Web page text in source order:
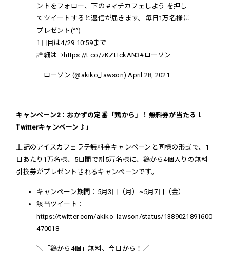
ントをフォロー、下の#マチカフェしよう を押し
てツイートすると返信が届きます。毎日1万名様に
プレゼント(^^)
1日目は4/29 10:59まで
詳細は→https://t.co/zKZtTckAN3#ローソン
— ローソン (@akiko_lawson) April 28, 2021
キャンペーン2：おかずの定番「鶏から」！無料券が当たるｌ
Twitterキャンペーン♪」
上記のアイスカフェラテ無料券キャンペーンと同様の形式で、1
日あたり1万名様、5日間で計5万名様に、 鶏から4個入りの無料
引換券がプレゼントされるキャンペーンです。
キャンペーン期間： 5月3日（月）~5月7日（金）
該当ツイート：
https://twitter.com/akiko_lawson/status/1389021891600
470018
＼「鶏から4個」無料、今日から！／